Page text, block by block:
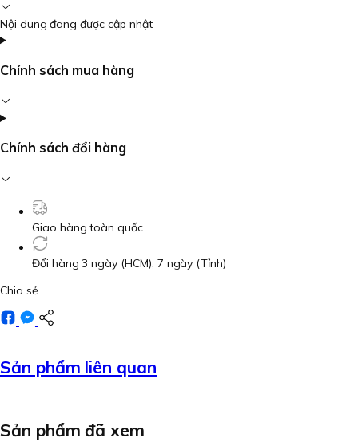
Nội dung đang được cập nhật
Chính sách mua hàng
Chính sách đổi hàng
Giao hàng toàn quốc
Đổi hàng 3 ngày (HCM), 7 ngày (Tỉnh)
Chia sẻ
Sản phẩm liên quan
Sản phẩm đã xem